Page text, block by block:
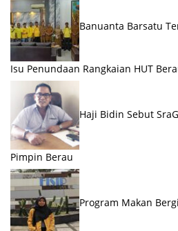
Banuanta Barsatu
Isu Penundaan Rangkaian HUT
Haji Bidin Sebut
Pimpin Berau
Program Makan